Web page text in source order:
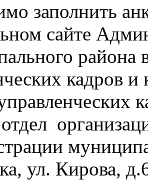
заполнить
сайте
района
кадров и
отдел
ул. Кирова,